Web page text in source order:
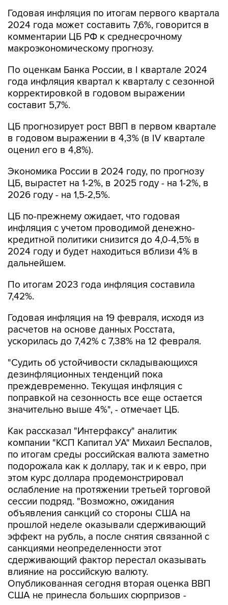
Годовая инфляция по итогам первого квартала
2024 года может составить 7,6%, говорится в
комментарии ЦБ РФ к среднесрочному
макроэкономическому прогнозу.
По оценкам Банка России, в I квартале 2024
года инфляция квартал к кварталу с сезонной
корректировкой в годовом выражении
составит 5,7%.
ЦБ прогнозирует рост ВВП в первом квартале
в годовом выражении в 4,3% (в IV квартале
оценил его в 4,8%).
Экономика России в 2024 году, по прогнозу
ЦБ, вырастет на 1-2%, в 2025 году - на 1-2%, в
2026 году - на 1,5-2,5%.
ЦБ по-прежнему ожидает, что годовая
инфляция с учетом проводимой денежно-
кредитной политики снизится до 4,0-4,5% в
2024 году и будет находиться вблизи 4% в
дальнейшем.
По итогам 2023 года инфляция составила
7,42%.
Годовая инфляция на 19 февраля, исходя из
расчетов на основе данных Росстата,
ускорилась до 7,42% с 7,38% на 12 февраля.
"Судить об устойчивости складывающихся
дезинфляционных тенденций пока
преждевременно. Текущая инфляция с
поправкой на сезонность все еще остается
значительно выше 4%", - отмечает ЦБ.
Как рассказал "Интерфаксу" аналитик
компании "КСП Капитал УА" Михаил Беспалов,
по итогам среды российская валюта заметно
подорожала как к доллару, так и к евро, при
этом курс доллара продемонстрировал
ослабление на протяжении третьей торговой
сессии подряд. "Возможно, ожидания
объявления санкций со стороны США на
прошлой неделе оказывали сдерживающий
эффект на рубль, а после снятия связанной с
санкциями неопределенности этот
сдерживающий фактор перестал оказывать
влияние на российскую валюту.
Опубликованная сегодня вторая оценка ВВП
США не принесла больших сюрпризов -